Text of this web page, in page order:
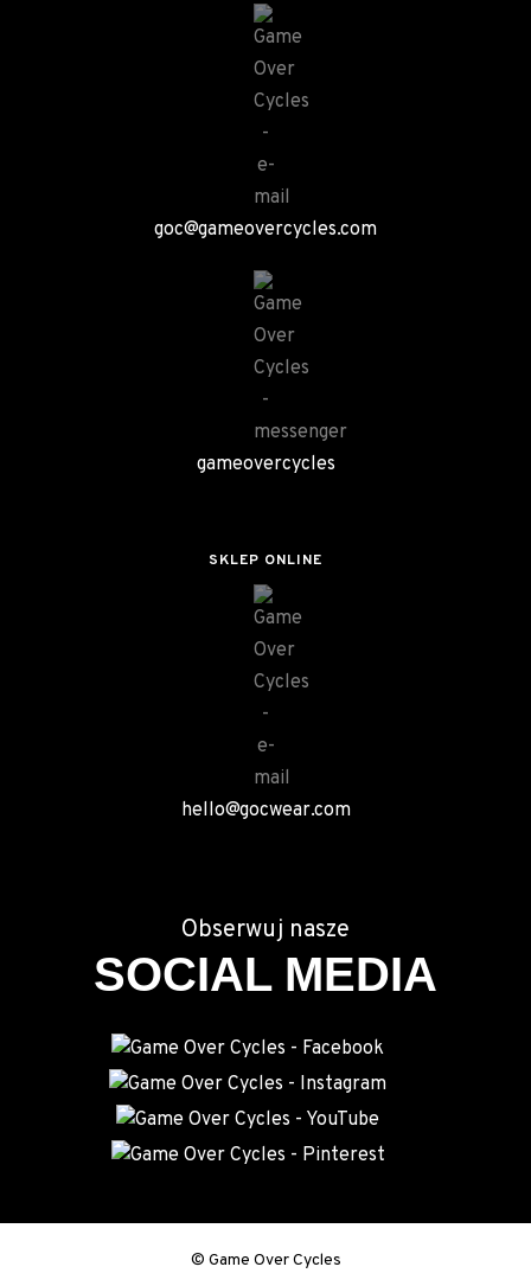
goc@gameovercycles.com
gameovercycles
SKLEP ONLINE
hello@gocwear.com
Obserwuj nasze
SOCIAL MEDIA
© Game Over Cycles